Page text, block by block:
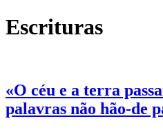
Escrituras
«O céu e a terra
palavras não hão-de